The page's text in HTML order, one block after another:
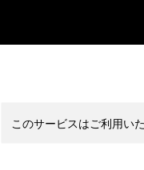
このサービスはご利用い